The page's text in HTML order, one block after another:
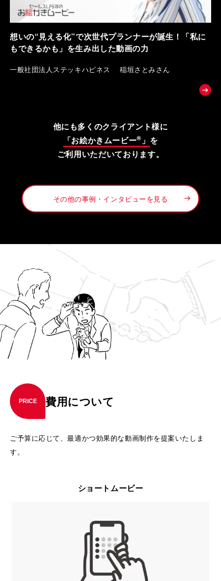
想いの“見える化”で次世代プランナーが誕生！「私に
もできるかも」を生み出した動画の力
一般社団法人ステッキハピネス 稲垣さとみさん
他にも多くのクライアント様に
「お絵かきムービー® 」 を
ご利用いただいております。
その他の事例・インタビューを見る
PRICE 費用について
ご予算に応じて、最適かつ効果的な動画制作を提案いたしま
す。
ショートムービー